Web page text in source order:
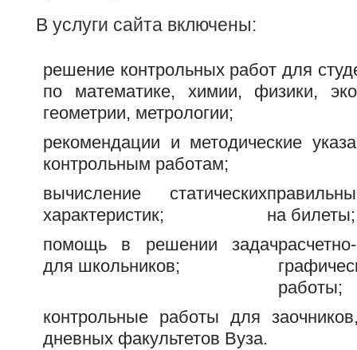
В услуги сайта включены:
решение контрольных работ для
по математике, химии, физики,
геометрии, метрологии;
рекомендации и методические
контрольным работам;
вычисление статических
характеристик;
на билеты;
помощь в решении задач
для школьников;
расчетно-
работы;
контрольные работы для
дневных факультетов Вуза.